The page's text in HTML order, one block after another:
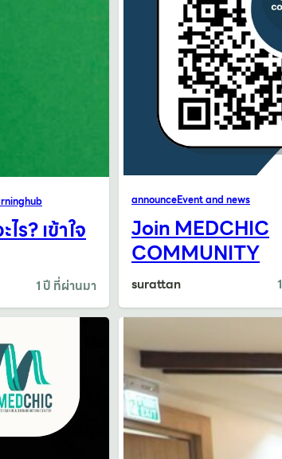
ร? เข้าใจ
1 ปี ที่ผ่านมา
announceEvent and news
Join MEDCHIC
COMMUNITY
surattan